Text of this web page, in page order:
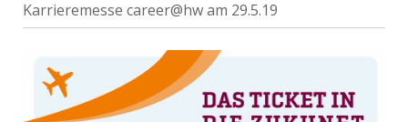
Karrieremesse career@hw am 29.5.19